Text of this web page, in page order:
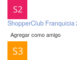
ShopperClub Franquicia
Agregar como amigo